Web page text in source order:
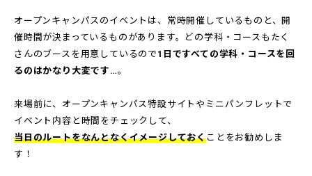
オープンキャンパスのイベントは、常時開催しているものと、開
催時間が決まっているものがあります。どの学科・コースもたく
さんのブースを用意しているので 1日ですべての学科・コースを回
るのはかなり大変です…。
来場前に、オープンキャンパス特設サイトやミニパンフレットで
イベント内容と時間をチェックして、
当日のルートをなんとなくイメージしておくことをお勧めしま
す！